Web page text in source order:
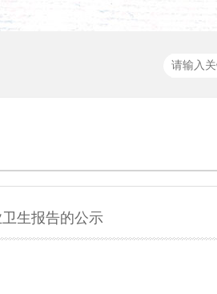
生报告的公示